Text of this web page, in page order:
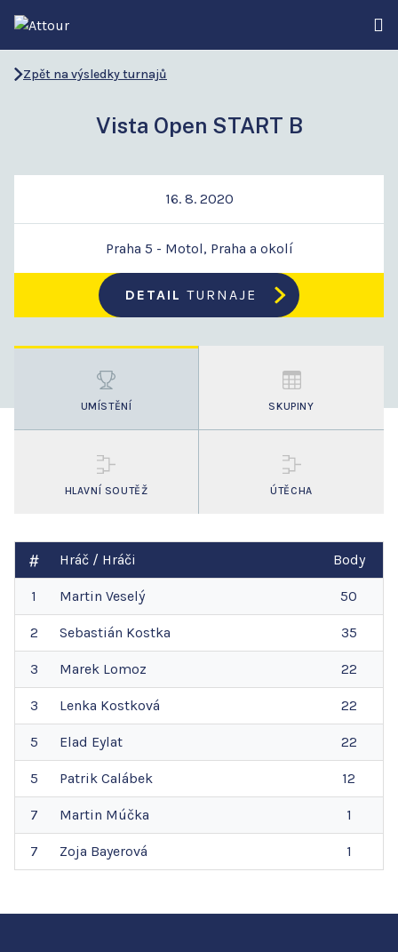
Zpět na výsledky turnajů
Vista Open START B
16. 8. 2020
Praha 5 - Motol, Praha a okolí
DETAIL TURNAJE
UMÍSTĚNÍ SKUPINY
HLAVNÍ SOUTĚŽ ÚTĚCHA
Hráč / Hráči Body
1 Martin Veselý 50
2 Sebastián Kostka 35
3 Marek Lomoz 22
3 Lenka Kostková 22
5 Elad Eylat 22
5 Patrik Calábek 12
7 Martin Múčka 1
7 Zoja Bayerová 1